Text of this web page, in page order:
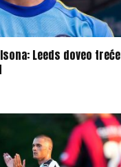
Leeds doveo treće